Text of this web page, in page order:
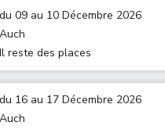
du 09 au 10 Décembre 2026
Auch
Il reste des places
du 16 au 17 Décembre 2026
Auch